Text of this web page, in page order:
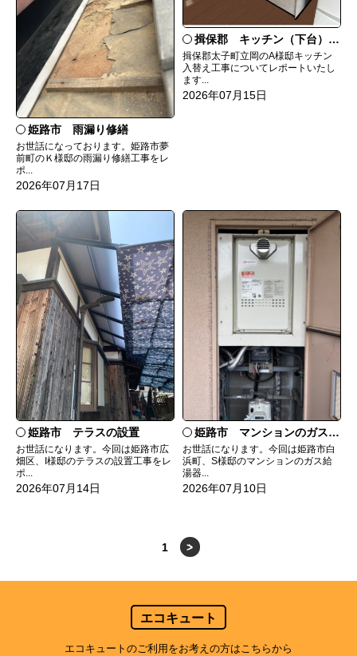
姫路市 雨漏り修繕
お世話になっております。姫路市夢
前町のＫ様邸の雨漏り修繕工事をレ
ポ...
2026年07月17日
揖保郡 キッチン（下台）交換
揖保郡太子町立岡のA様邸キッチン
入替え工事についてレポートいたし
ます...
2026年07月15日
姫路市 テラスの設置
お世話になります。今回は姫路市広
畑区、I様邸のテラスの設置工事をレ
ポ...
2026年07月14日
姫路市 マンションのガス給湯器の交換
お世話になります。今回は姫路市白
浜町、S様邸のマンションのガス給
湯器...
2026年07月10日
1 >
エコキュート
エコキュートのご利用をお考えの方はこちらから